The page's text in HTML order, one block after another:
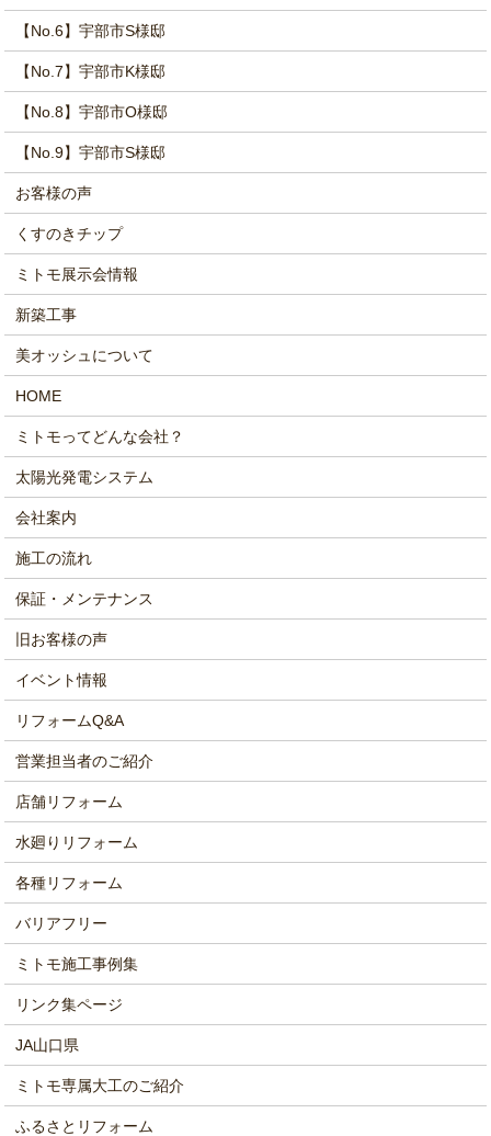
【No.6】宇部市S様邸
【No.7】宇部市K様邸
【No.8】宇部市O様邸
【No.9】宇部市S様邸
お客様の声
くすのきチップ
ミトモ展示会情報
新築工事
美オッシュについて
HOME
ミトモってどんな会社？
太陽光発電システム
会社案内
施工の流れ
保証・メンテナンス
旧お客様の声
イベント情報
リフォームQ&A
営業担当者のご紹介
店舗リフォーム
水廻りリフォーム
各種リフォーム
バリアフリー
ミトモ施工事例集
リンク集ページ
JA山口県
ミトモ専属大工のご紹介
ふるさとリフォーム